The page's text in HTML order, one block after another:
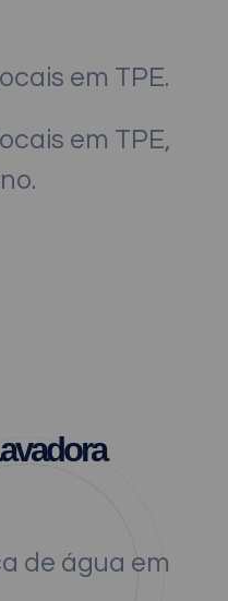
em TPE.
em TPE,
de água em